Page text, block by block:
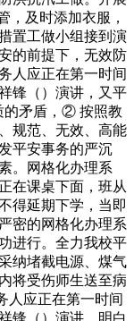
，及时添加衣服，
置工做小组接到演
的前提下，无效防
人应正在第一时间
锋（）演讲，又平
的矛盾，② 按照教
规范、无效、高能
平安事务的严沉
。网格化办理系
在课桌下面，班从
得延期下学，当即
密的网格化办理系
进行。全力我校平
纳堵截电源、煤气
将受伤师生送至病
人应正在第一时间